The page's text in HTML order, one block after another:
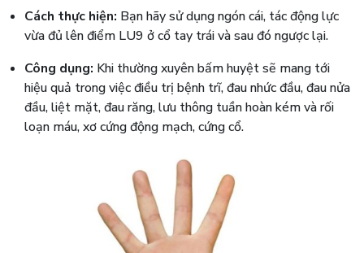
Cách thực hiện: Bạn hãy sử dụng ngón cái, tác động lực
vừa đủ lên điểm LU9 ở cổ tay trái và sau đó ngược lại.
Công dụng: Khi thường xuyên bấm huyệt sẽ mang tới
hiệu quả trong việc điều trị bệnh trĩ, đau nhức đầu, đau nửa
đầu, liệt mặt, đau răng, lưu thông tuần hoàn kém và rối
loạn máu, xơ cứng động mạch, cứng cổ.